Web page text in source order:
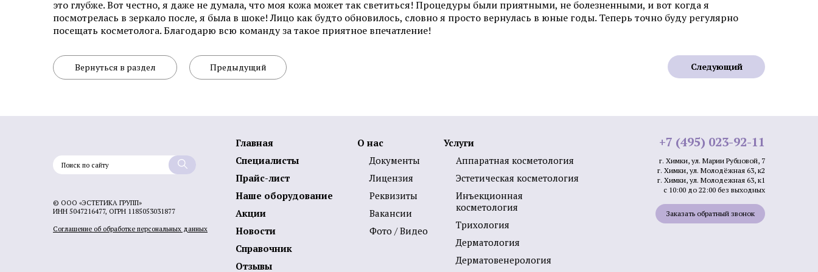
Эстетическая косметология
Дермато­логия
Амбулаторная онкология
Подология
Ревматология
Фотоомоложение лица
Коррекция гиперпигментаций
Удаление татуировок лазером в
Химках
Безоперационная подтяжка лица
шлифовка лица
Смотреть все услуги Запись на прием
Пилинг фруктовыми кислотами
Карбоновый пилинг лица
Салициловый пилинг
это глубже. Вот честно, я даже не думала, что моя кожа может так светиться! Процедуры были приятными, не болезненными, и вот когда я
посмотрелась в зеркало после, я была в шоке! Лицо как будто обновилось, словно я просто вернулась в юные годы. Теперь точно буду регулярно
посещать косметолога. Благодарю всю команду за такое приятное впечатление!
Вернуться в раздел Предыдущий Следующий
© ООО «ЭСТЕТИКА ГРУПП»
ИНН 5047216477, ОГРН 1185053031877
Соглашение об обработке персональных данных
Главная
Специалисты
Прайс-лист
Наше оборудование
Акции
Новости
Справочник
Отзывы
О нас
Документы
Лицензия
Реквизиты
Вакансии
Фото / Видео
Услуги
Аппаратная косметология
Эстетическая косметология
Инъекционная
косметология
Трихология
Дермато­логия
Дерматовенерология
+7 (495) 023-92-11
г. Химки, ул. Марии Рубцовой, 7
г. Химки, ул. Молодёжная 63, к2
г. Химки, ул. Молодежная 63, к1
с 10:00 до 22:00 без выходных
Заказать обратный звонок